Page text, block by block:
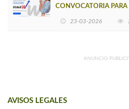
CONVOCATORIA PARA
23-03-2026
ANUNCIO
AVISOS LEGALES